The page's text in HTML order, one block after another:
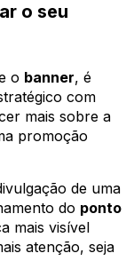
o seu
o banner, é
com
mais sobre a
promoção
de uma
do ponto
mais visível
atenção, seja